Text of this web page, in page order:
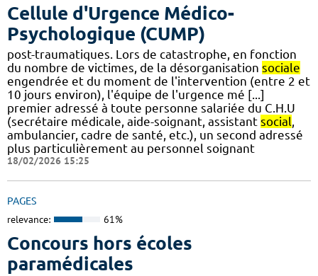
Cellule d'Urgence Médico-
Psychologique (CUMP)
post-traumatiques. Lors de catastrophe, en fonction
du nombre de victimes, de la désorganisation sociale
engendrée et du moment de l'intervention (entre 2 et
10 jours environ), l'équipe de l'urgence mé [...]
premier adressé à toute personne salariée du C.H.U
(secrétaire médicale, aide-soignant, assistant social,
ambulancier, cadre de santé, etc.), un second adressé
plus particulièrement au personnel soignant
18/02/2026 15:25
PAGES
relevance: 61%
Concours hors écoles
paramédicales